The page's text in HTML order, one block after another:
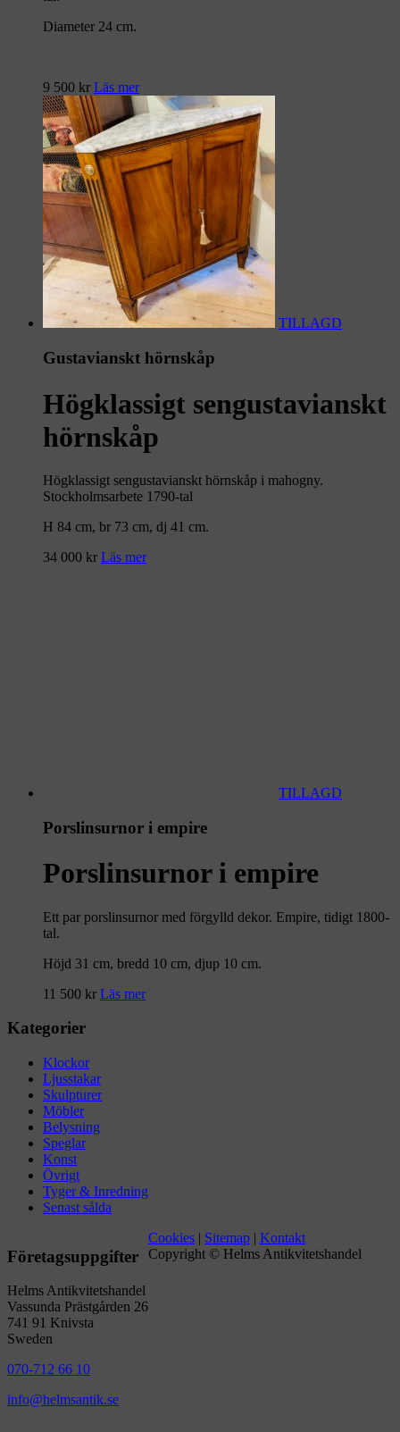
Diameter 24 cm.
9 500 kr Läs mer
TILLAGD
Gustavianskt hörnskåp
Högklassigt sengustavianskt
hörnskåp
Högklassigt sengustavianskt hörnskåp i mahogny.
Stockholmsarbete 1790-tal
H 84 cm, br 73 cm, dj 41 cm.
34 000 kr Läs mer
TILLAGD
Porslinsurnor i empire
Porslinsurnor i empire
Ett par porslinsurnor med förgylld dekor. Empire, tidigt 1800-
tal.
Höjd 31 cm, bredd 10 cm, djup 10 cm.
11 500 kr Läs mer
Kategorier
Klockor
Ljusstakar
Skulpturer
Möbler
Belysning
Speglar
Konst
Övrigt
Tyger & Inredning
Senast sålda
Företagsuppgifter
Helms Antikvitetshandel
Vassunda Prästgården 26
741 91 Knivsta
Sweden
070-712 66 10
info@helmsantik.se
Cookies | Sitemap | Kontakt
Copyright © Helms Antikvitetshandel